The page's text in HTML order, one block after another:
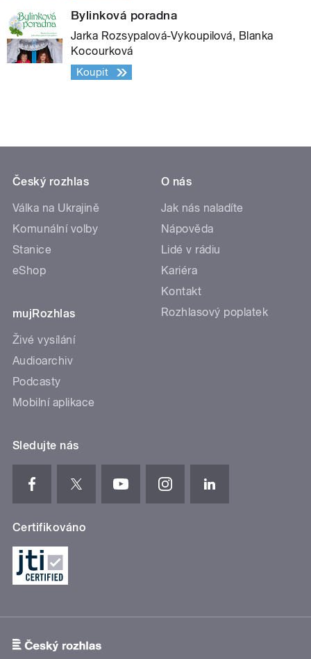
Bylinková poradna
Jarka Rozsypalová-Vykoupilová, Blanka
Kocourková
Koupit
Český rozhlas
Válka na Ukrajině
Komunální volby
Stanice
eShop
mujRozhlas
Živé vysílání
Audioarchiv
Podcasty
Mobilní aplikace
O nás
Jak nás naladíte
Nápověda
Lidé v rádiu
Kariéra
Kontakt
Rozhlasový poplatek
Sledujte nás
Certifikováno